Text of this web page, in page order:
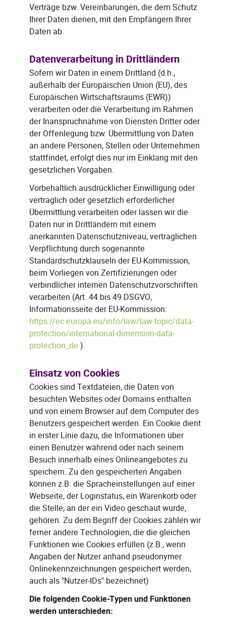
Verträge bzw. Vereinbarungen, die dem Schutz
Ihrer Daten dienen, mit den Empfängern Ihrer
Daten ab.
Datenverarbeitung in Drittländern
Sofern wir Daten in einem Drittland (d.h.,
außerhalb der Europäischen Union (EU), des
Europäischen Wirtschaftsraums (EWR))
verarbeiten oder die Verarbeitung im Rahmen
der Inanspruchnahme von Diensten Dritter oder
der Offenlegung bzw. Übermittlung von Daten
an andere Personen, Stellen oder Unternehmen
stattfindet, erfolgt dies nur im Einklang mit den
gesetzlichen Vorgaben.
Vorbehaltlich ausdrücklicher Einwilligung oder
vertraglich oder gesetzlich erforderlicher
Übermittlung verarbeiten oder lassen wir die
Daten nur in Drittländern mit einem
anerkannten Datenschutzniveau, vertraglichen
Verpflichtung durch sogenannte
Standardschutzklauseln der EU-Kommission,
beim Vorliegen von Zertifizierungen oder
verbindlicher internen Datenschutzvorschriften
verarbeiten (Art. 44 bis 49 DSGVO,
Informationsseite der EU-Kommission:
https://ec.europa.eu/info/law/law-topic/data-
protection/international-dimension-data-
protection_de ).
Einsatz von Cookies
Cookies sind Textdateien, die Daten von
besuchten Websites oder Domains enthalten
und von einem Browser auf dem Computer des
Benutzers gespeichert werden. Ein Cookie dient
in erster Linie dazu, die Informationen über
einen Benutzer während oder nach seinem
Besuch innerhalb eines Onlineangebotes zu
speichern. Zu den gespeicherten Angaben
können z.B. die Spracheinstellungen auf einer
Webseite, der Loginstatus, ein Warenkorb oder
die Stelle, an der ein Video geschaut wurde,
gehören. Zu dem Begriff der Cookies zählen wir
ferner andere Technologien, die die gleichen
Funktionen wie Cookies erfüllen (z.B., wenn
Angaben der Nutzer anhand pseudonymer
Onlinekennzeichnungen gespeichert werden,
auch als "Nutzer-IDs" bezeichnet)
Die folgenden Cookie-Typen und Funktionen
werden unterschieden: